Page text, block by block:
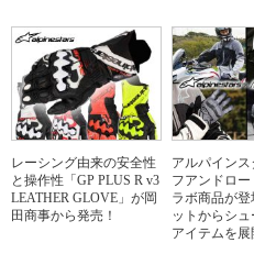
レーシング由来の安全性
と操作性「GP PLUS R v3
LEATHER GLOVE」が岡
田商事から発売！
アルパインス
フアンドロー
ラボ商品が
ットからシ
アイテムを展